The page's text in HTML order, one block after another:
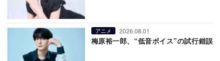
アニメ 2026.08.01
梅原裕一郎、“低音ボイス”の試行錯誤